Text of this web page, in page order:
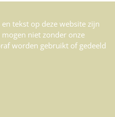
tekst op deze website zijn
niet zonder onze
worden gebruikt of gedeeld